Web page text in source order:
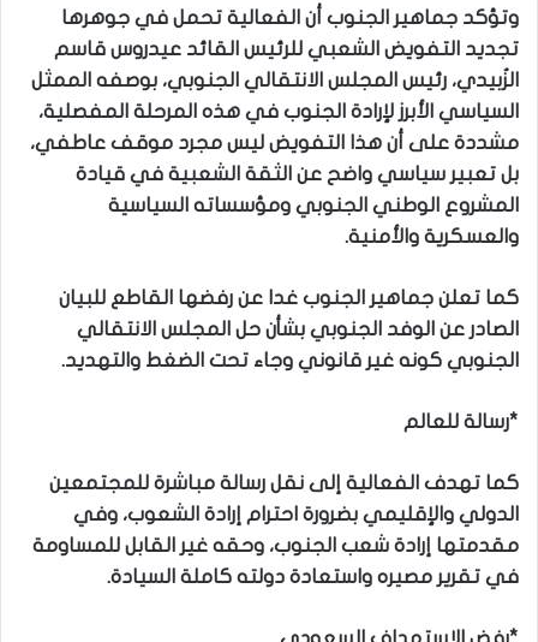
وتؤكد جماهير الجنوب أن الفعالية تحمل في جوهرها
تجديد التفويض الشعبي للرئيس القائد عيدروس قاسم
الزُبيدي، رئيس المجلس الانتقالي الجنوبي، بوصفه الممثل
السياسي الأبرز لإرادة الجنوب في هذه المرحلة المفصلية،
مشددة على أن هذا التفويض ليس مجرد موقف عاطفي،
بل تعبير سياسي واضح عن الثقة الشعبية في قيادة
المشروع الوطني الجنوبي ومؤسساته السياسية
والعسكرية والأمنية.
كما تعلن جماهير الجنوب غدا عن رفضها القاطع للبيان
الصادر عن الوفد الجنوبي بشأن حل المجلس الانتقالي
الجنوبي كونه غير قانوني وجاء تحت الضغط والتهديد.
*رسالة للعالم
كما تهدف الفعالية إلى نقل رسالة مباشرة للمجتمعين
الدولي والإقليمي بضرورة احترام إرادة الشعوب، وفي
مقدمتها إرادة شعب الجنوب، وحقه غير القابل للمساومة
في تقرير مصيره واستعادة دولته كاملة السيادة.
*رفض الاستهداف السعودي